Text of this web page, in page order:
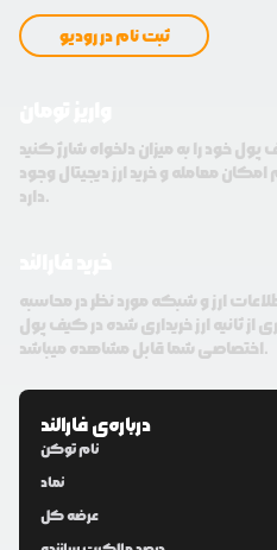
ثبت نام در رودیو
تومان هم امکان معامله و خرید ارز دیجیتال وجود
دارد.
ارز و شبکه مورد نظر در محاسبه
از ثانیه ارز خریداری شده در کیف پول
اختصاصی شما قابل مشاهده میباشد.
درباره‌یفارالند
نام توکن
نماد
عرضه کل